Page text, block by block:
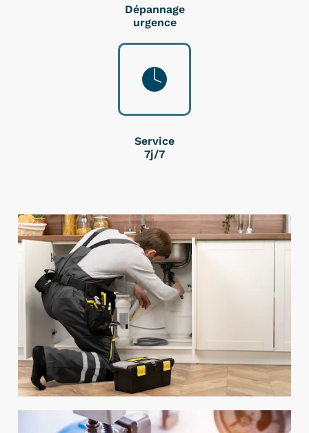
Dépannage
urgence
Service
7j/7